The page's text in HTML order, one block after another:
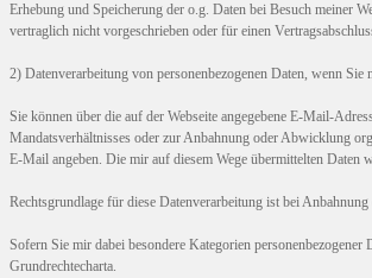
Erhebung und Speicherung der o.g. Daten bei Besuch meiner
vertraglich nicht vorgeschrieben oder für einen
2) Datenverarbeitung von personenbezogenen Daten, wenn
Sie können über die auf der Webseite angegebene E-Mail-
Mandatsverhältnisses oder zur Anbahnung oder Abwicklung
E-Mail angeben. Die mir auf diesem Wege übermittelten
Rechtsgrundlage für diese Datenverarbeitung ist bei
Sofern Sie mir dabei besondere Kategorien personenbezogener
Grundrechtecharta.